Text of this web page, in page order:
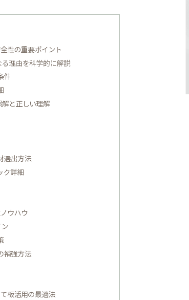
性の重要ポイント
理由を科学的に解説
件
と正しい理解
選出方法
ク詳細
ウハウ
補強方法
板活用の最適法